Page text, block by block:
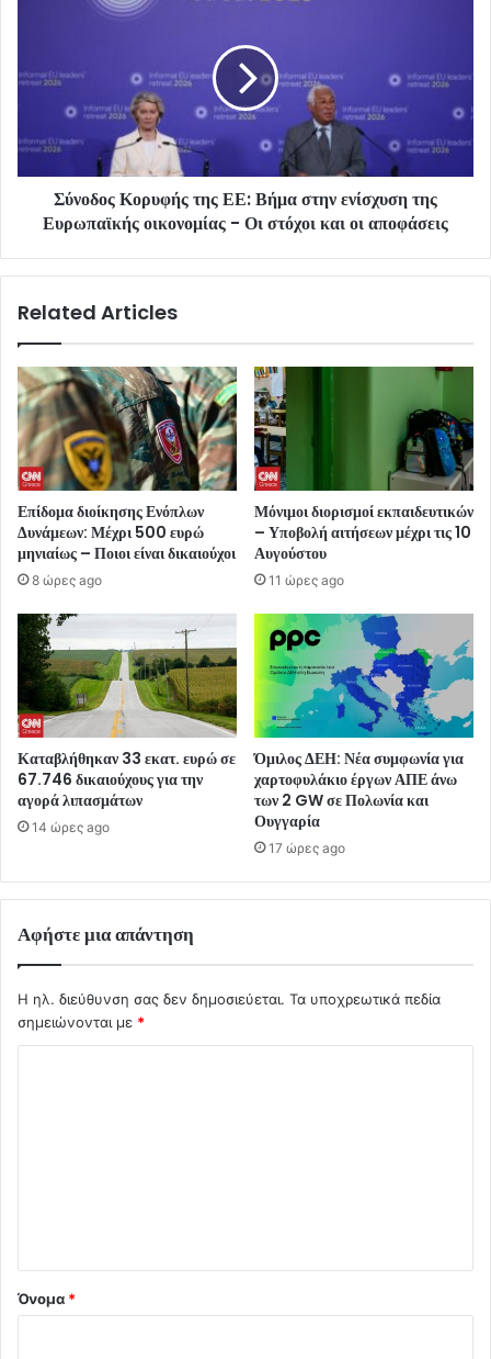
Σύνοδος Κορυφής της ΕΕ: Βήμα στην ενίσχυση της
Ευρωπαϊκής οικονομίας - Οι στόχοι και οι αποφάσεις
Related Articles
Επίδομα διοίκησης Ενόπλων
Δυνάμεων: Μέχρι 500 ευρώ
μηνιαίως – Ποιοι είναι δικαιούχοι
8 ώρες ago
Μόνιμοι διορισμοί εκπαιδευτικών
– Υποβολή αιτήσεων μέχρι τις 10
Αυγούστου
11 ώρες ago
Καταβλήθηκαν 33 εκατ. ευρώ σε
67.746 δικαιούχους για την
αγορά λιπασμάτων
14 ώρες ago
Όμιλος ΔΕΗ: Νέα συμφωνία για
χαρτοφυλάκιο έργων ΑΠΕ άνω
των 2 GW σε Πολωνία και
Ουγγαρία
17 ώρες ago
Αφήστε μια απάντηση
Η ηλ. διεύθυνση σας δεν δημοσιεύεται. Τα υποχρεωτικά πεδία
σημειώνονται με *
Όνομα *